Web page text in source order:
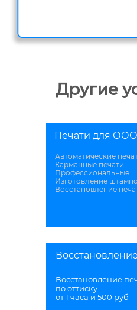
Другие
Печати для
Автоматические
Карманные печати
Профессиональные
Изготовление
Восстановление
Восстановление
по оттиску
от 1 часа и 500 руб